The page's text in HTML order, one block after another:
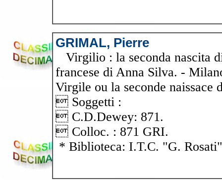
GRIMAL, Pierre
Virgilio : la seconda nascita
francese di Anna Silva. -
Virgile ou la seconde naissace
 Soggetti :
 C.D.Dewey: 871.
 Colloc. : 871 GRI.
* Biblioteca: I.T.C. "G. Rosati"